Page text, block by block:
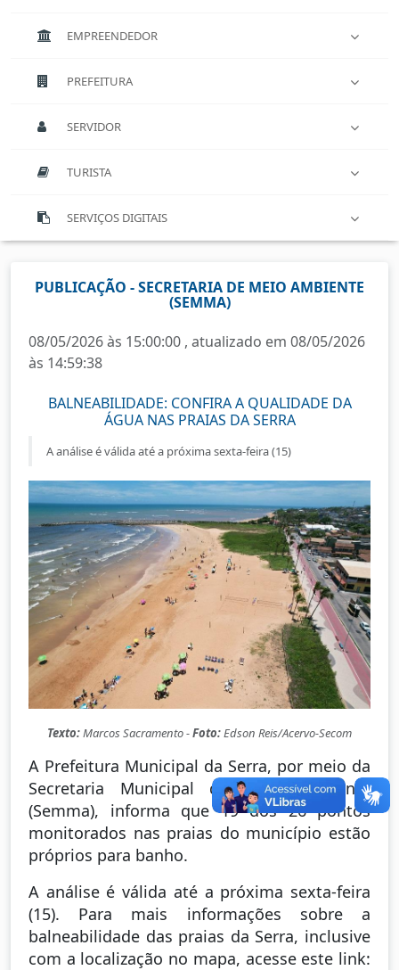
EMPREENDEDOR
PREFEITURA
SERVIDOR
TURISTA
SERVIÇOS DIGITAIS
PUBLICAÇÃO - SECRETARIA DE MEIO AMBIENTE
(SEMMA)
08/05/2026 às 15:00:00 , atualizado em 08/05/2026
às 14:59:38
BALNEABILIDADE: CONFIRA A QUALIDADE DA
ÁGUA NAS PRAIAS DA SERRA
A análise é válida até a próxima sexta-feira (15)
Texto:Marcos Sacramento -Foto:Edson Reis/Acervo-Secom
A Prefeitura Municipal da Serra, por meio da
Secretaria Municipal de Meio Ambiente
(Semma), informa que 19 dos 26 pontos
monitorados nas praias do município estão
próprios para banho.
A análise é válida até a próxima sexta-feira
(15). Para mais informações sobre a
balneabilidade das praias da Serra, inclusive
com a localização no mapa, acesse este link: